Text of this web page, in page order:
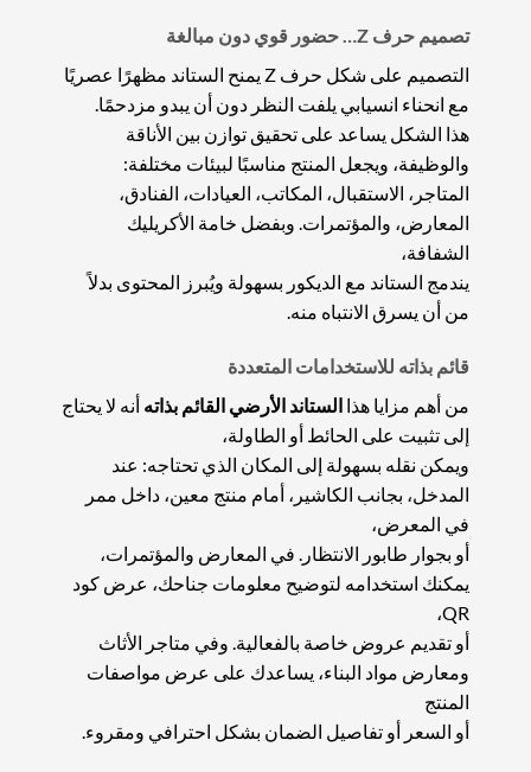
تصميم حرف Z… حضور قوي دون مبالغة
التصميم على شكل حرف Z يمنح الستاند مظهرًا عصريًا
مع انحناء انسيابي يلفت النظر دون أن يبدو مزدحمًا.
هذا الشكل يساعد على تحقيق توازن بين الأناقة
والوظيفة، ويجعل المنتج مناسبًا لبيئات مختلفة:
المتاجر، الاستقبال، المكاتب، العيادات، الفنادق،
المعارض، والمؤتمرات. وبفضل خامة الأكريليك
الشفافة،
يندمج الستاند مع الديكور بسهولة ويُبرز المحتوى بدلاً
من أن يسرق الانتباه منه.
قائم بذاته للاستخدامات المتعددة
من أهم مزايا هذا الستاند الأرضي القائم بذاته أنه لا يحتاج
إلى تثبيت على الحائط أو الطاولة،
ويمكن نقله بسهولة إلى المكان الذي تحتاجه: عند
المدخل، بجانب الكاشير، أمام منتج معين، داخل ممر
في المعرض،
أو بجوار طابور الانتظار. في المعارض والمؤتمرات،
يمكنك استخدامه لتوضيح معلومات جناحك، عرض كود
QR،
أو تقديم عروض خاصة بالفعالية. وفي متاجر الأثاث
ومعارض مواد البناء، يساعدك على عرض مواصفات
المنتج
أو السعر أو تفاصيل الضمان بشكل احترافي ومقروء.